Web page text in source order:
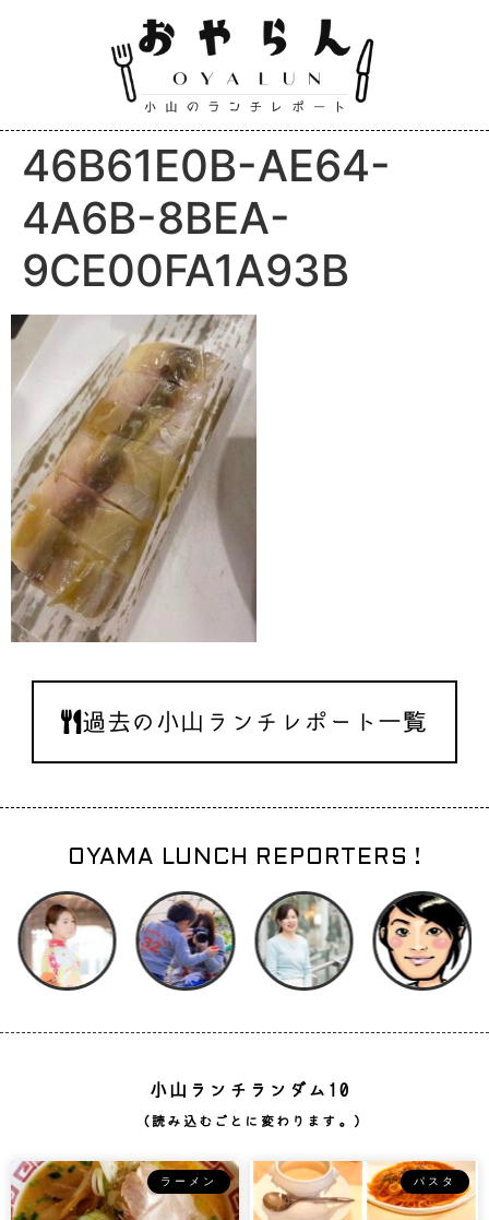
46B61E0B-AE64-
4A6B-8BEA-
9CE00FA1A93B
過去の小山ランチレポート一覧
OYAMA LUNCH REPORTERS !
小山ランチランダム10
（読み込むごとに変わります。）
ラーメン パスタ